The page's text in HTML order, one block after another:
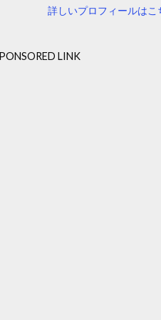
詳しいプロフィールはこ
LINK